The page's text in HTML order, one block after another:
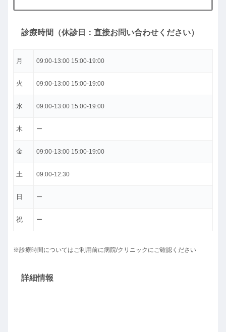
診療時間（休診日：直接お問い合わせください）
月 09:00-13:00 15:00-19:00
火 09:00-13:00 15:00-19:00
水 09:00-13:00 15:00-19:00
木 ー
金 09:00-13:00 15:00-19:00
土 09:00-12:30
日 ー
祝 ー
※診療時間についてはご利用前に病院/クリニックにご確認ください
詳細情報